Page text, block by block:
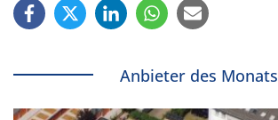
Anbieter des Monats